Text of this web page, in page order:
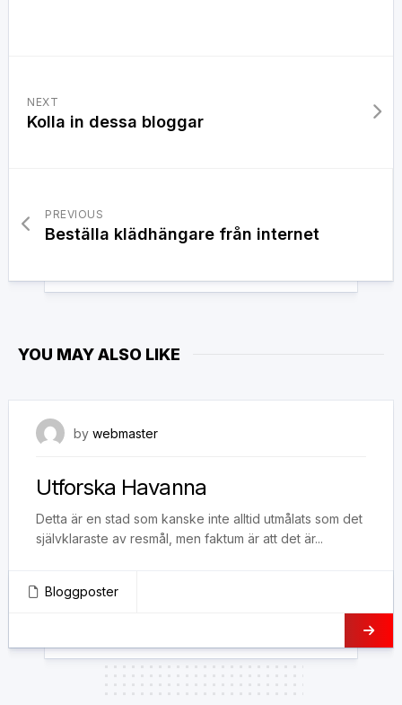
NEXT
Kolla in dessa bloggar
PREVIOUS
Beställa klädhängare från internet
YOU MAY ALSO LIKE
by webmaster
Utforska Havanna
Detta är en stad som kanske inte alltid utmålats som det
självklaraste av resmål, men faktum är att det är...
Bloggposter